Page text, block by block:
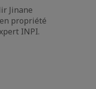
Jinane
propriété
INPI.